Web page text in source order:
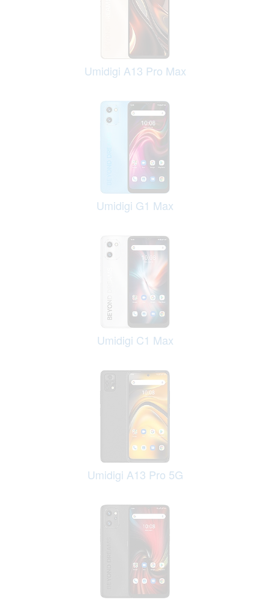
Umidigi A13 Pro Max
Umidigi G1 Max
Umidigi C1 Max
Umidigi A13 Pro 5G